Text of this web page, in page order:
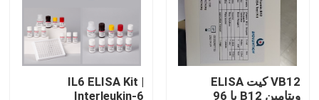
VB12 کیت ELISA
ویتامین B12 با 96
IL6 ELISA Kit |
Interleukin-6